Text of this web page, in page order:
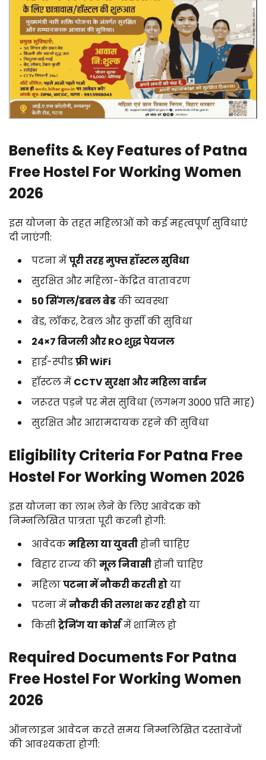
Benefits &KeyFeaturesof Patna
FreeHostel ForWorkingWomen
2026
इसयोजनाकेतहतमहिलाओंकोकईमहत्वपूर्णसुविधाएं
दीजाएंगी:
पटनामेंपूरीतरहमुफ्तहॉस्टलसुविधा
सुरक्षित औरमहिला-केंद्रितवातावरण
50सिंगल/डबलबेडकीव्यवस्था
बेड,लॉकर,टेबल औरकुर्सीकीसुविधा
24×7बिजलीऔरROशुद्धपेयजल
हाई-स्पीडफ्रीWiFi
हॉस्टलमें CCTVसुरक्षाऔरमहिलावार्डन
जरूरतपड़नेपरमेससुविधा (लगभग ₹3000प्रतिमाह)
सुरक्षित और आरामदायकरहनेकीसुविधा
EligibilityCriteria ForPatna Free
Hostel ForWorkingWomen 2026
इसयोजनाकालाभलेनेकेलिए आवेदकको
निम्नलिखितपात्रतापूरीकरनीहोगी:
आवेदकमहिलायायुवतीहोनीचाहिए
बिहारराज्यकीमूलनिवासीहोनीचाहिए
महिलापटनामेंनौकरीकरतीहोया
पटनामेंनौकरीकीतलाशकररहीहोया
किसीट्रेनिंगयाकोर्समें शामिलहो
Required DocumentsForPatna
FreeHostel ForWorkingWomen
2026
ऑनलाइन आवेदनकरतेसमयनिम्नलिखितदस्तावेजों
की आवश्यकताहोगी: